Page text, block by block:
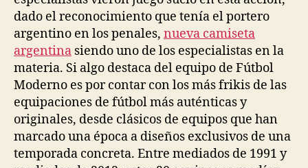
dado el reconocimiento que tenía el portero
argentino en los penales, nueva camiseta
argentina siendo uno de los especialistas en la
materia. Si algo destaca del equipo de Fútbol
Moderno es por contar con los más frikis de las
equipaciones de fútbol más auténticas y
originales, desde clásicos de equipos que han
marcado una época a diseños exclusivos de una
temporada concreta. Entre mediados de 1991 y